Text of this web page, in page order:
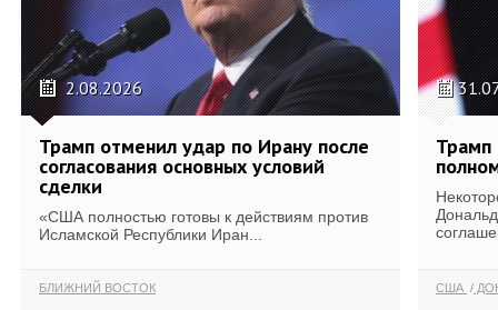
2.08.2026
Трамп отменил удар по Ирану после
согласования основных условий
сделки
«США полностью готовы к действиям против
Исламской Республики Иран...
БЛИЖНИЙ ВОСТОК
Трамп
США